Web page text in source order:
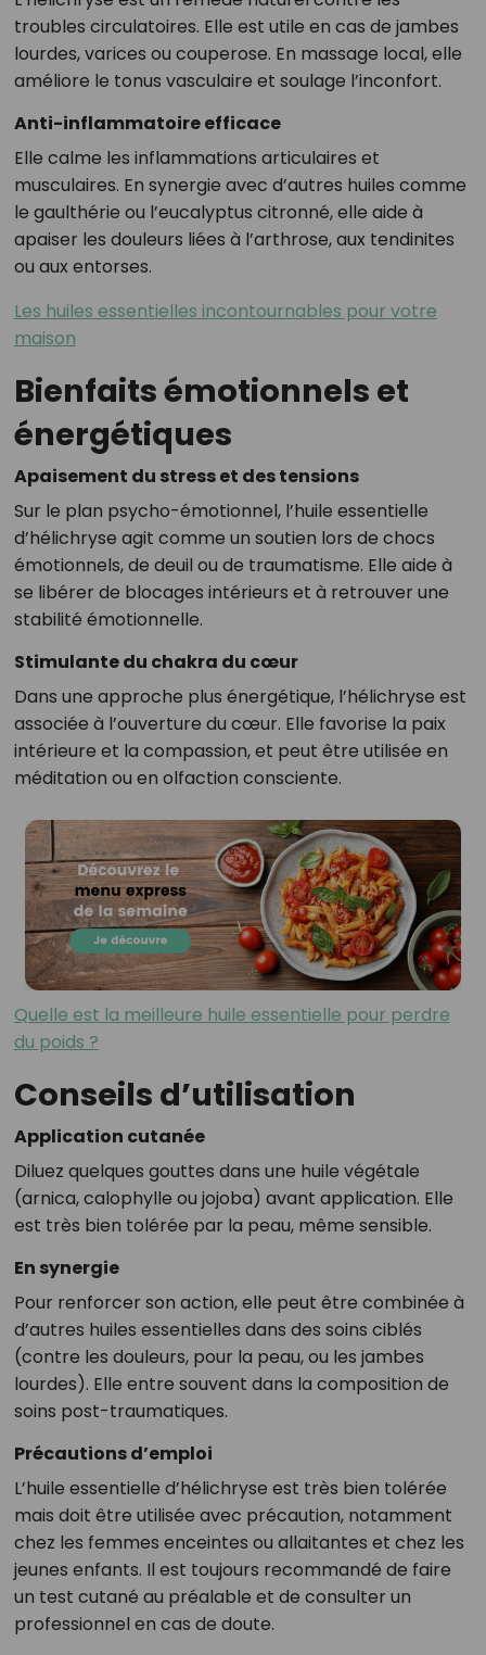
troubles circulatoires. Elle est utile en cas de jambes
lourdes, varices ou couperose. En massage local, elle
améliore le tonus vasculaire et soulage l’inconfort.
Anti-inflammatoire efficace
Elle calme les inflammations articulaires et
musculaires. En synergie avec d’autres huiles comme
le gaulthérie ou l’eucalyptus citronné, elle aide à
apaiser les douleurs liées à l’arthrose, aux tendinites
ou aux entorses.
Les huiles essentielles incontournables pour votre
maison
Bienfaits émotionnels et
énergétiques
Apaisement du stress et des tensions
Sur le plan psycho-émotionnel, l’huile essentielle
d’hélichryse agit comme un soutien lors de chocs
émotionnels, de deuil ou de traumatisme. Elle aide à
se libérer de blocages intérieurs et à retrouver une
stabilité émotionnelle.
Stimulante du chakra du cœur
Dans une approche plus énergétique, l’hélichryse est
associée à l’ouverture du cœur. Elle favorise la paix
intérieure et la compassion, et peut être utilisée en
méditation ou en olfaction consciente.
Quelle est la meilleure huile essentielle pour perdre
du poids ?
Conseils d’utilisation
Application cutanée
Diluez quelques gouttes dans une huile végétale
(arnica, calophylle ou jojoba) avant application. Elle
est très bien tolérée par la peau, même sensible.
En synergie
Pour renforcer son action, elle peut être combinée à
d’autres huiles essentielles dans des soins ciblés
(contre les douleurs, pour la peau, ou les jambes
lourdes). Elle entre souvent dans la composition de
soins post-traumatiques.
Précautions d’emploi
L’huile essentielle d’hélichryse est très bien tolérée
mais doit être utilisée avec précaution, notamment
chez les femmes enceintes ou allaitantes et chez les
jeunes enfants. Il est toujours recommandé de faire
un test cutané au préalable et de consulter un
professionnel en cas de doute.